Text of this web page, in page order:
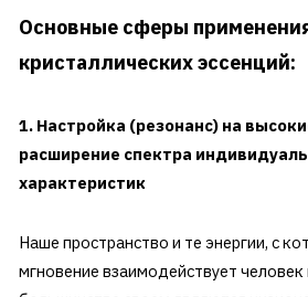
Основные сферы
кристаллических эссенций:
1. Настройка (резонанс) на
расширение спектра
характеристик
Наше пространство и те энергии, с
мгновение взаимодействует человек